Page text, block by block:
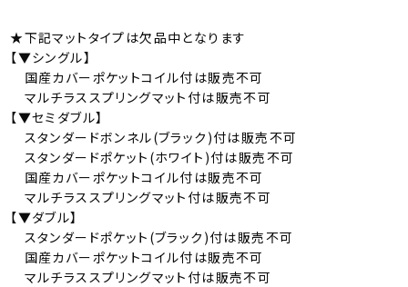
★下記マットタイプは欠品中となります
【▼シングル】
国産カバーポケットコイル付は販売不可
マルチラススプリングマット付は販売不可
【▼セミダブル】
スタンダードボンネル(ブラック)付は販売不可
スタンダードポケット(ホワイト)付は販売不可
国産カバーポケットコイル付は販売不可
マルチラススプリングマット付は販売不可
【▼ダブル】
スタンダードポケット(ブラック)付は販売不可
国産カバーポケットコイル付は販売不可
マルチラススプリングマット付は販売不可